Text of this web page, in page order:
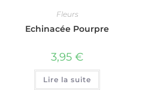
Fleurs
Echinacée Pourpre
3,95 €
Lire la suite